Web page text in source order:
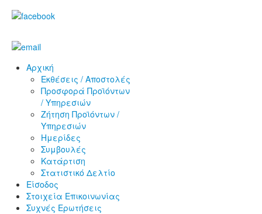
Αρχική
Εκθέσεις / Αποστολές
Προσφορά Προϊόντων
/ Υπηρεσιών
Ζήτηση Προϊόντων /
Υπηρεσιών
Ημερίδες
Συμβουλές
Κατάρτιση
Στατιστικό Δελτίο
Είσοδος
Στοιχεία Επικοινωνίας
Συχνές Ερωτήσεις